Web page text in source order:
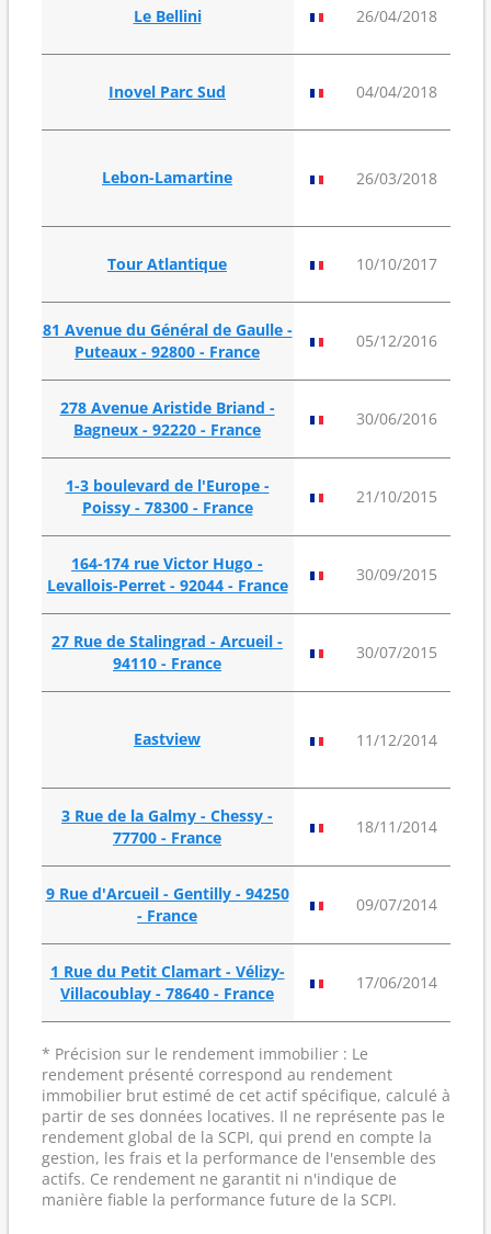
Le Bellini 26/04/2018
Inovel Parc Sud 04/04/2018
Lebon-Lamartine 26/03/2018
Tour Atlantique 10/10/2017
81 Avenue du Général de Gaulle -
Puteaux - 92800 - France
05/12/2016
278 Avenue Aristide Briand -
Bagneux - 92220 - France
30/06/2016
1-3 boulevard de l'Europe -
Poissy - 78300 - France
21/10/2015
164-174 rue Victor Hugo -
Levallois-Perret - 92044 - France
30/09/2015
27 Rue de Stalingrad - Arcueil -
94110 - France
30/07/2015
Eastview 11/12/2014
3 Rue de la Galmy - Chessy -
77700 - France
18/11/2014
9 Rue d'Arcueil - Gentilly - 94250
- France
09/07/2014
1 Rue du Petit Clamart - Vélizy-
Villacoublay - 78640 - France
17/06/2014
* Précision sur le rendement immobilier : Le
rendement présenté correspond au rendement
immobilier brut estimé de cet actif spécifique, calculé à
partir de ses données locatives. Il ne représente pas le
rendement global de la SCPI, qui prend en compte la
gestion, les frais et la performance de l'ensemble des
actifs. Ce rendement ne garantit ni n'indique de
manière fiable la performance future de la SCPI.